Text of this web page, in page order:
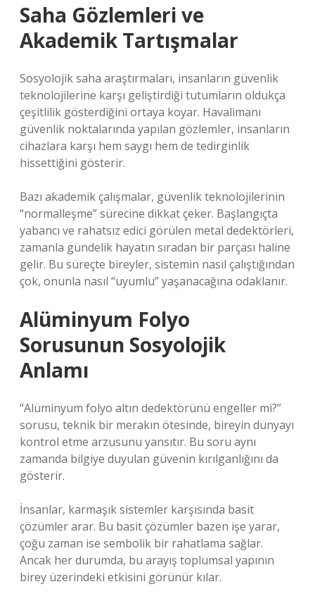
Saha Gözlemleri ve
Akademik Tartışmalar
Sosyolojik saha araştırmaları, insanların güvenlik
teknolojilerine karşı geliştirdiği tutumların oldukça
çeşitlilik gösterdiğini ortaya koyar. Havalimanı
güvenlik noktalarında yapılan gözlemler, insanların
cihazlara karşı hem saygı hem de tedirginlik
hissettiğini gösterir.
Bazı akademik çalışmalar, güvenlik teknolojilerinin
“normalleşme” sürecine dikkat çeker. Başlangıçta
yabancı ve rahatsız edici görülen metal dedektörleri,
zamanla gündelik hayatın sıradan bir parçası haline
gelir. Bu süreçte bireyler, sistemin nasıl çalıştığından
çok, onunla nasıl “uyumlu” yaşanacağına odaklanır.
Alüminyum Folyo
Sorusunun Sosyolojik
Anlamı
“Alüminyum folyo altın dedektörünü engeller mi?”
sorusu, teknik bir merakın ötesinde, bireyin dünyayı
kontrol etme arzusunu yansıtır. Bu soru aynı
zamanda bilgiye duyulan güvenin kırılganlığını da
gösterir.
İnsanlar, karmaşık sistemler karşısında basit
çözümler arar. Bu basit çözümler bazen işe yarar,
çoğu zaman ise sembolik bir rahatlama sağlar.
Ancak her durumda, bu arayış toplumsal yapının
birey üzerindeki etkisini görünür kılar.